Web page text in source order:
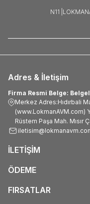
N11 |
Adres & İletişim
Firma Resmi Belge:
Merkez Adres:Hıdırbali
(www.LokmanAVM.com)
Rüstem Paşa Mah. Mısır
İLETİŞİM
ÖDEME
FIRSATLAR